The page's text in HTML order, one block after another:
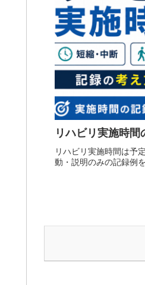
リハビリ実施時
リハビリ実施時間は予
動・説明のみの記録例